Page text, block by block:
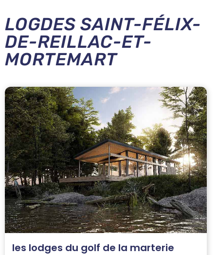
LOGDES SAINT-FÉLIX-
DE-REILLAC-ET-
MORTEMART
les lodges du golf de la marterie